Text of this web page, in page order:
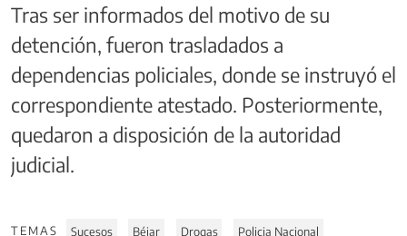
Tras ser informados del motivo de su
detención, fueron trasladados a
dependencias policiales, donde se instruyó el
correspondiente atestado. Posteriormente,
quedaron a disposición de la autoridad
judicial.
TEMAS Sucesos Béjar Drogas Policia Nacional